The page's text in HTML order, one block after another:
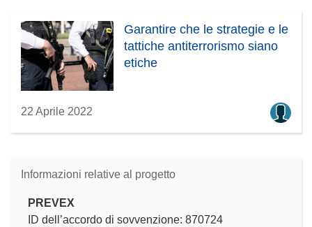
Garantire che le strategie e le
tattiche antiterrorismo siano
etiche
22 Aprile 2022
Informazioni relative al progetto
PREVEX
ID dell’accordo di sovvenzione: 870724